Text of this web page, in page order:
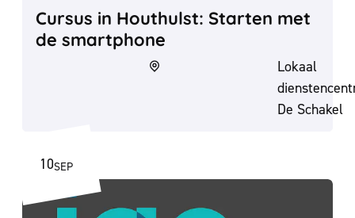
Cursus in Houthulst: Starten met
de smartphone
Lokaal
De Schakel
10SEP
Cursus: starten met de smartphone